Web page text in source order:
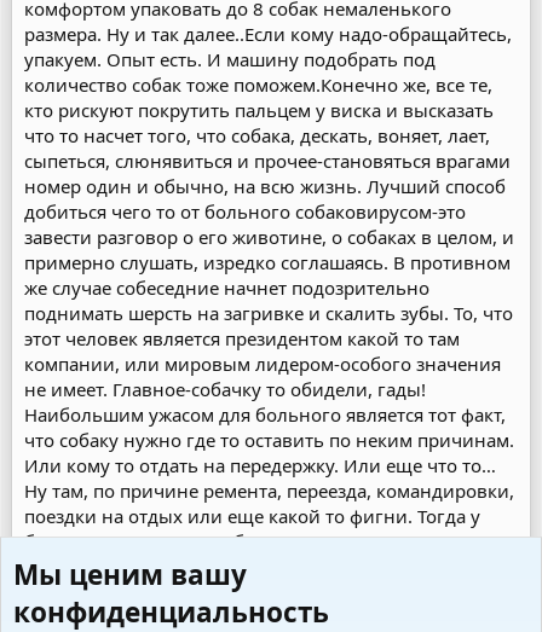
комфортом упаковать до 8 собак немаленького
размера. Ну и так далее..Если кому надо-обращайтесь,
упакуем. Опыт есть. И машину подобрать под
количество собак тоже поможем.Конечно же, все те,
кто рискуют покрутить пальцем у виска и высказать
что то насчет того, что собака, дескать, воняет, лает,
сыпеться, слюнявиться и прочее-становяться врагами
номер один и обычно, на всю жизнь. Лучший способ
добиться чего то от больного собаковирусом-это
завести разговор о его животине, о собаках в целом, и
примерно слушать, изредко соглашаясь. В противном
же случае собеседние начнет подозрительно
поднимать шерсть на загривке и скалить зубы. То, что
этот человек является президентом какой то там
компании, или мировым лидером-особого значения
не имеет. Главное-собачку то обидели, гады!
Наибольшим ужасом для больного является тот факт,
что собаку нужно где то оставить по неким причинам.
Или кому то отдать на передержку. Или еще что то…
Ну там, по причине ремента, переезда, командировки,
поездки на отдых или еще какой то фигни. Тогда у
больного начинается обострение. Ему чудится цокот
когтей в доме, он во сне считает ритмичное сербанье
воды из миски, а рука сама свешивается с кровати и
ищет пушистое ухо. Если же не находит-болезному
Мы ценим вашу
конфиденциальность